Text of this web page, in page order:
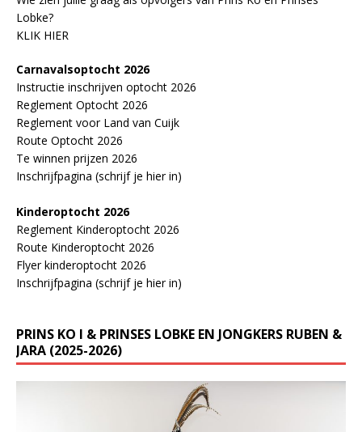
Lobke?
KLIK HIER
Carnavalsoptocht 2026
Instructie inschrijven optocht 2026
Reglement Optocht 2026
Reglement voor Land van Cuijk
Route Optocht 2026
Te winnen prijzen 2026
Inschrijfpagina (schrijf je hier in)
Kinderoptocht 2026
Reglement Kinderoptocht 2026
Route Kinderoptocht 2026
Flyer kinderoptocht 2026
Inschrijfpagina (schrijf je hier in)
PRINS KO I & PRINSES LOBKE EN JONGKERS RUBEN &
JARA (2025-2026)